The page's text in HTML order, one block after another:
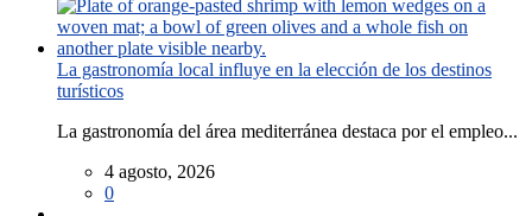
La gastronomía local influye en la elección de los destinos
turísticos
La gastronomía del área mediterránea destaca por el empleo...
4 agosto, 2026
0